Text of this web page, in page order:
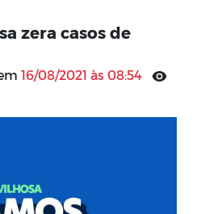
zera casos de
16/08/2021 às 08:54